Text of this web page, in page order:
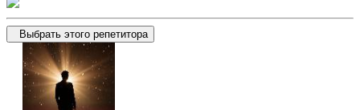
Выбрать этого репетитора